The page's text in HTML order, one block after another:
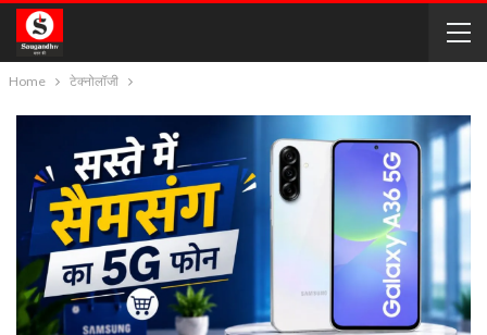
Home टेक्नोलॉजी